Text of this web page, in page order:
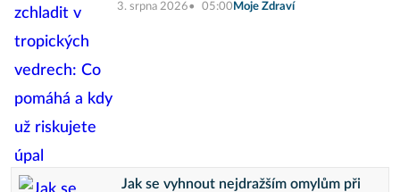
3. srpna 2026 05:00 Moje Zdraví
Jak se vyhnout nejdražším omylům při